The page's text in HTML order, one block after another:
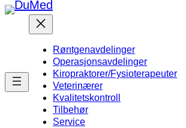
Hopp
Røntgenavdelinger
Operasjonsavdelinger
Kiropraktorer/Fysioterapeuter
Veterinærer
Kvalitetskontroll
Tilbehør
Service